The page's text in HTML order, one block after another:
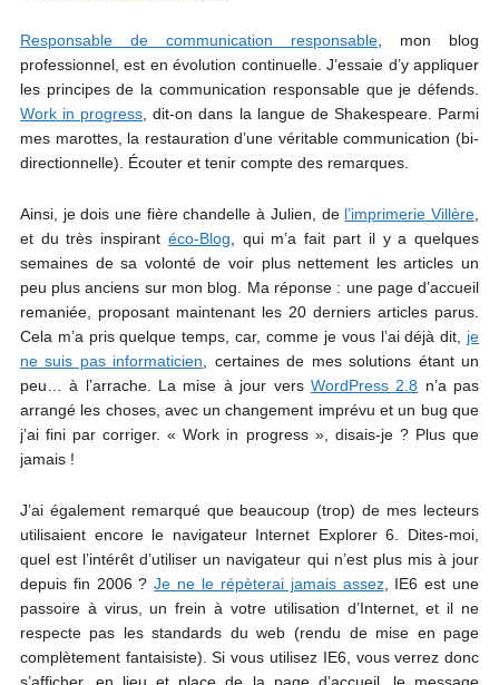
Responsable de communication responsable , mon blog
professionnel, est en évolution continuelle. J’essaie d’y appliquer
les principes de la communication responsable que je défends.
Work in progress , dit-on dans la langue de Shakespeare. Parmi
mes marottes, la restauration d’une véritable communication (bi-
directionnelle). Écouter et tenir compte des remarques.
Ainsi, je dois une fière chandelle à Julien, de l’imprimerie Villère
et du très inspirant éco-Blog , qui m’a fait part il y a quelques
semaines de sa volonté de voir plus nettement les articles un
peu plus anciens sur mon blog. Ma réponse : une page d’accueil
remaniée, proposant maintenant les 20 derniers articles parus.
Cela m’a pris quelque temps, car, comme je vous l’ai déjà dit, je
ne suis pas informaticien , certaines de mes solutions étant un
peu… à l’arrache. La mise à jour vers WordPress 2.8 n’a pas
arrangé les choses, avec un changement imprévu et un bug que
j’ai fini par corriger. « Work in progress », disais-je ? Plus que
jamais !
J’ai également remarqué que beaucoup (trop) de mes lecteurs
utilisaient encore le navigateur Internet Explorer 6. Dites-moi,
quel est l’intérêt d’utiliser un navigateur qui n’est plus mis à jour
depuis fin 2006 ?Je ne le répèterai jamais assez, IE6 est une
passoire à virus, un frein à votre utilisation d’Internet, et il ne
respecte pas les standards du web (rendu de mise en page
complètement fantaisiste). Si vous utilisez IE6, vous verrez donc